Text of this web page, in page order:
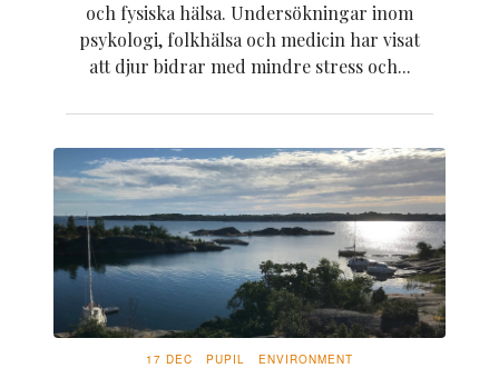
och fysiska hälsa. Undersökningar inom
psykologi, folkhälsa och medicin har visat
att djur bidrar med mindre stress och...
17 DEC PUPIL ENVIRONMENT